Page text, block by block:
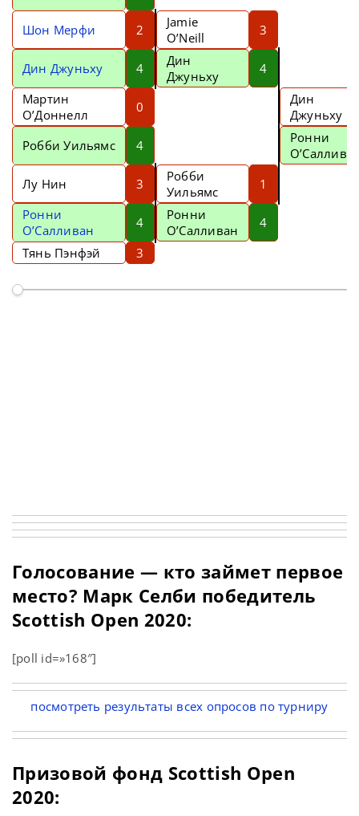
Шон Мерфи 2
Jamie
O’Neill
3
Дин Джуньху 4
Дин
Джуньху
4
Мартин
О’Доннелл
0
Дин
Джуньху
Робби Уильямс
4
Ронни
Лу Нин
3
Робби
Уильямс
1
Ронни
О’Салливан
4
Ронни
О’Салливан
4
Тянь Пэнфэй
3
Голосование — кто займет первое
место? Марк Селби победитель
Scottish Open 2020:
[poll id=»168″]
посмотреть результаты всех опросов по турниру
Призовой фонд Scottish Open
2020: